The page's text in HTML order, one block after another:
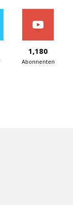
1,180
Abonnenten